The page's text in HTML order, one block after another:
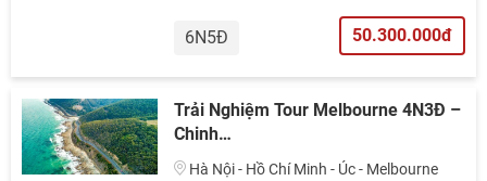
6N5Đ 50.300.000đ
Trải Nghiệm Tour Melbourne 4N3Đ –
Chinh…
Hà Nội - Hồ Chí Minh - Úc - Melbourne